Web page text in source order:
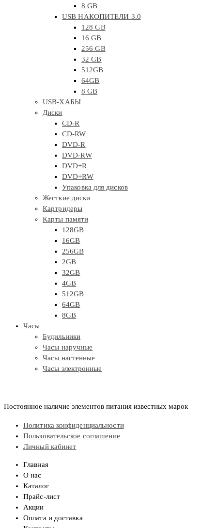
8 GB
USB НАКОПИТЕЛИ 3.0
128 GB
16 GB
256 GB
32 GB
512GB
64GB
8 GB
USB-ХАБЫ
Диски
CD-R
CD-RW
DVD-R
DVD-RW
DVD+R
DVD+RW
Упаковка для дисков
Жесткие диски
Картридеры
Карты памяти
128GB
16GB
256GB
2GB
32GB
4GB
512GB
64GB
8GB
Часы
Будильники
Часы наручные
Часы настенные
Часы электронные
Постоянное наличие элементов питания известных марок
Политика конфиденциальности
Пользовательское соглашение
Личный кабинет
Главная
О нас
Каталог
Прайс-лист
Акции
Оплата и доставка